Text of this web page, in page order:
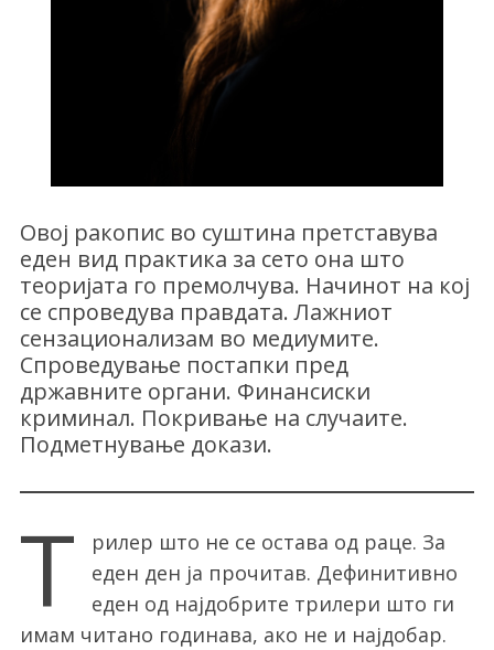
Овој ракопис во суштина претставува
еден вид практика за сето она што
теоријата го премолчува. Начинот на кој
се спроведува правдата. Лажниот
сензационализам во медиумите.
Спроведување постапки пред
државните органи. Финансиски
криминал. Покривање на случаите.
Подметнување докази.
Т
рилер што не се остава од раце. За
еден ден ја прочитав. Дефинитивно
еден од најдобрите трилери што ги
имам читано годинава, ако не и најдобар.